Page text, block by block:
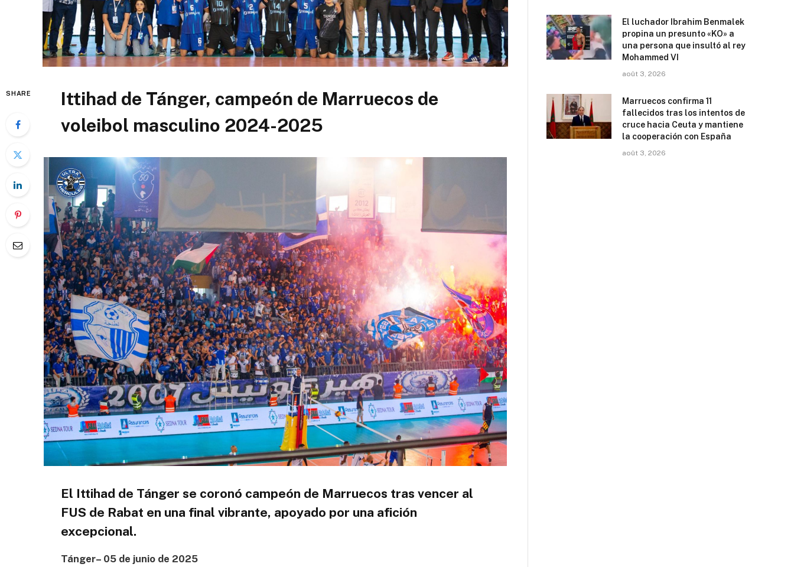
SHARE
Ittihad de Tánger, campeón de Marruecos de
voleibol masculino 2024-2025
El Ittihad de Tánger se coronó campeón de Marruecos tras vencer al
FUS de Rabat en una final vibrante, apoyado por una afición
excepcional.
Tánger– 05 de junio de 2025
El luchador Ibrahim Benmalek
propina un presunto «KO» a
una persona que insultó al rey
Mohammed VI
août 3, 2026
Marruecos confirma 11
fallecidos tras los intentos de
cruce hacia Ceuta y mantiene
la cooperación con España
août 3, 2026